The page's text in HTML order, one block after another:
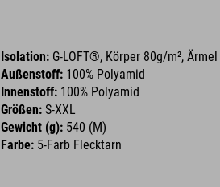
Isolation: G-LOFT®, Körper 80g/m²,
Außenstoff: 100% Polyamid
Innenstoff: 100% Polyamid
Größen: S-XXL
Gewicht (g): 540 (M)
Farbe: 5-Farb Flecktarn